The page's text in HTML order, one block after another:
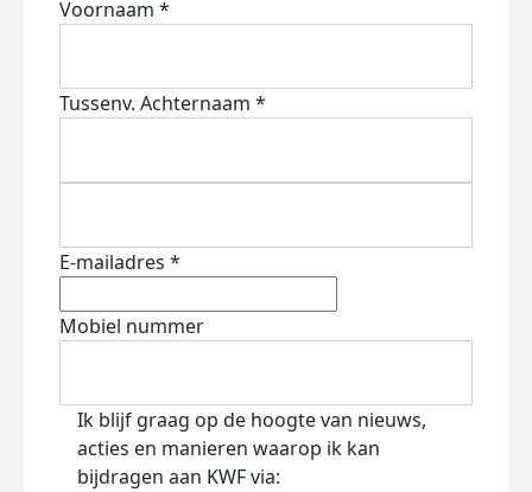
Voornaam *
Tussenv. Achternaam *
E-mailadres *
Mobiel nummer
Ik blijf graag op de hoogte van nieuws,
acties en manieren waarop ik kan
bijdragen aan KWF via: